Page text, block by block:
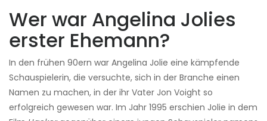
Wer war Angelina Jolies
erster Ehemann?
In den frühen 90ern war Angelina Jolie eine kämpfende
Schauspielerin, die versuchte, sich in der Branche einen
Namen zu machen, in der ihr Vater Jon Voight so
erfolgreich gewesen war. Im Jahr 1995 erschien Jolie in dem